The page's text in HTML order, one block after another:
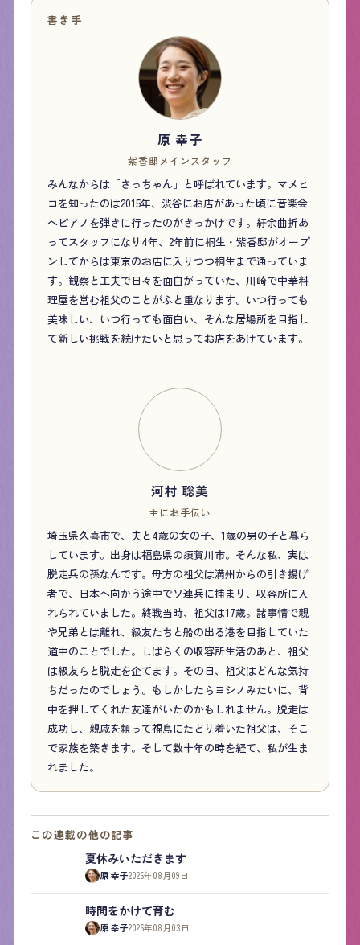
書き手
原 幸子
紫香邸メインスタッフ
みんなからは「さっちゃん」と呼ばれています。マメヒ
コを知ったのは2015年、渋谷にお店があった頃に音楽会
へピアノを弾きに行ったのがきっかけです。紆余曲折あ
ってスタッフになり4年、2年前に桐生・紫香邸がオープ
ンしてからは東京のお店に入りつつ桐生まで通っていま
す。観察と工夫で日々を面白がっていた、川崎で中華料
理屋を営む祖父のことがふと重なります。いつ行っても
美味しい、いつ行っても面白い、そんな居場所を目指し
て新しい挑戦を続けたいと思ってお店をあけています。
河村 聡美
主にお手伝い
埼玉県久喜市で、夫と4歳の女の子、1歳の男の子と暮ら
しています。出身は福島県の須賀川市。そんな私、実は
脱走兵の孫なんです。母方の祖父は満州からの引き揚げ
者で、日本へ向かう途中でソ連兵に捕まり、収容所に入
れられていました。終戦当時、祖父は17歳。諸事情で親
や兄弟とは離れ、級友たちと船の出る港を目指していた
道中のことでした。しばらくの収容所生活のあと、祖父
は級友らと脱走を企てます。その日、祖父はどんな気持
ちだったのでしょう。もしかしたらヨシノみたいに、背
中を押してくれた友達がいたのかもしれません。脱走は
成功し、親戚を頼って福島にたどり着いた祖父は、そこ
で家族を築きます。そして数十年の時を経て、私が生ま
れました。
この連載の他の記事
夏休みいただきます
原 幸子2026年08月09日
時間をかけて育む
原 幸子2026年08月03日